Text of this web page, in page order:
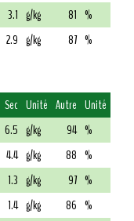
3.1 g/kg 81 %
2.9 g/kg 87 %
Sec Unité Autre Unité
6.5 g/kg 94 %
4.4 g/kg 88 %
1.3 g/kg 97 %
1.4 g/kg 86 %